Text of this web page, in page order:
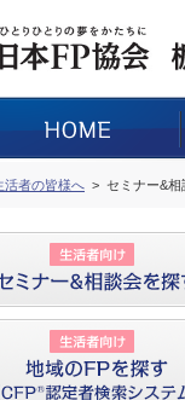
活者の皆様へ セミナー&